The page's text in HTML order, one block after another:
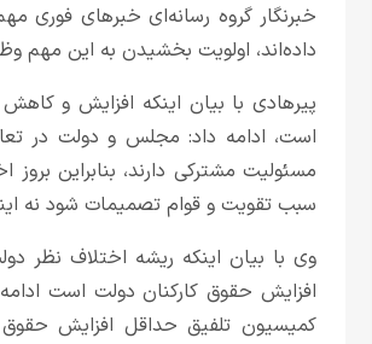
خبرنگار گروه رسانه‌ای خبرهای فوری
داده‌اند، اولویت بخشیدن به این مهم
پیرهادی با بیان اینکه افزایش و
است، ادامه داد: مجلس و دولت در
مسئولیت مشترکی دارند، بنابر‌این
سبب تقویت و قوام تصمیمات شود نه
وی با بیان اینکه ریشه اختلاف نظر
افزایش حقوق کارکنان دولت